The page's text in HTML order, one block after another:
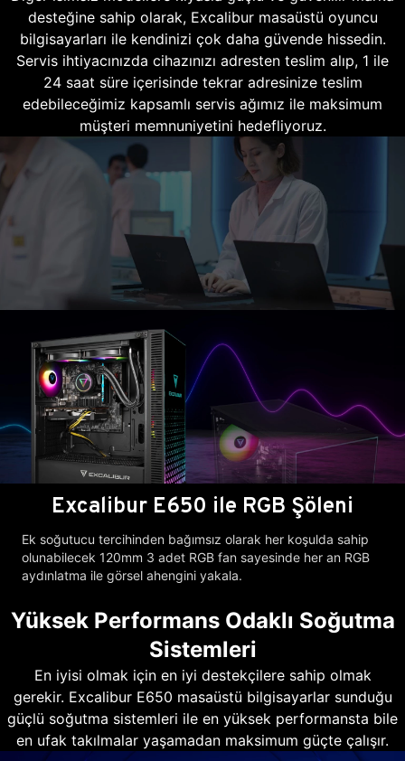
desteğine sahip olarak, Excalibur masaüstü oyuncu
bilgisayarları ile kendinizi çok daha güvende hissedin.
Servis ihtiyacınızda cihazınızı adresten teslim alıp, 1 ile
24 saat süre içerisinde tekrar adresinize teslim
edebileceğimiz kapsamlı servis ağımız ile maksimum
müşteri memnuniyetini hedefliyoruz.
Excalibur E650 ile RGB Şöleni
Ek soğutucu tercihinden bağımsız olarak her koşulda sahip
olunabilecek 120mm 3 adet RGB fan sayesinde her an RGB
aydınlatma ile görsel ahengini yakala.
Yüksek Performans Odaklı Soğutma
Sistemleri
En iyisi olmak için en iyi destekçilere sahip olmak
gerekir. Excalibur E650 masaüstü bilgisayarlar sunduğu
güçlü soğutma sistemleri ile en yüksek performansta bile
en ufak takılmalar yaşamadan maksimum güçte çalışır.